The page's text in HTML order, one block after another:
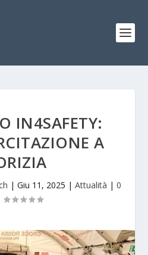
IN4SAFETY:
A
| Giu 11, 2025 | Attualità | 0